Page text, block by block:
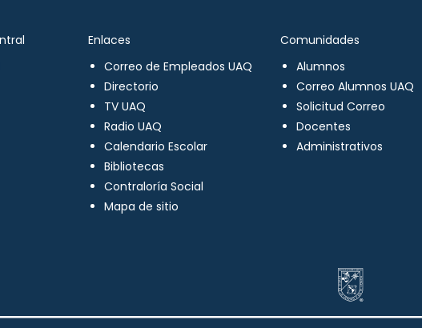
Enlaces
Correo de Empleados UAQ
Directorio
TV UAQ
Radio UAQ
Calendario Escolar
Bibliotecas
Contraloría Social
Mapa de sitio
Comunidades
Alumnos
Correo Alumnos UAQ
Solicitud Correo
Docentes
Administrativos